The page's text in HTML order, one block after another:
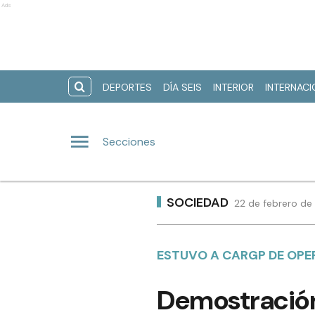
Ads
DEPORTES DÍA SEIS INTERIOR
Secciones
SOCIEDAD 22 de febrero de
ESTUVO A CARGP DE